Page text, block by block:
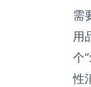
需
用
个
性